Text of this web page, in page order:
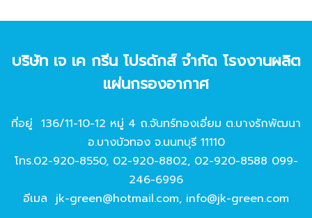
บริษัท เจ เค กรีน โปรดักส์ จํากัด โรงงานผลิต
แผ่นกรองอากาศ
ที่อยู่ 136/11-10-12 หมู่ 4 ถ.จันทร์ทองเอี่ยม ต.บางรักพัฒนา
อ.บางบัวทอง จ.นนทบุรี 11110
โทร.02-920-8550, 02-920-8802, 02-920-8588 099-
246-6996
อีเมล jk-green@hotmail.com, info@jk-green.com